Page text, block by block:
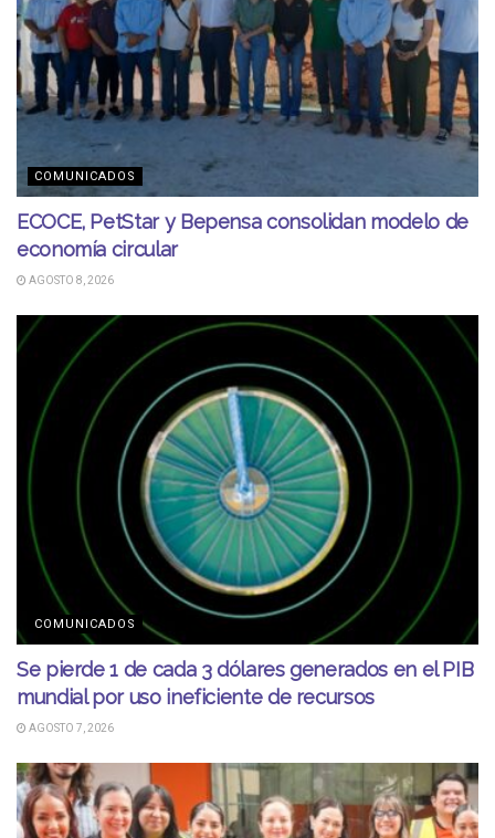
COMUNICADOS
ECOCE, PetStar y Bepensa consolidan modelo de
economía circular
AGOSTO 8, 2026
COMUNICADOS
Se pierde 1 de cada 3 dólares generados en el PIB
mundial por uso ineficiente de recursos
AGOSTO 7, 2026